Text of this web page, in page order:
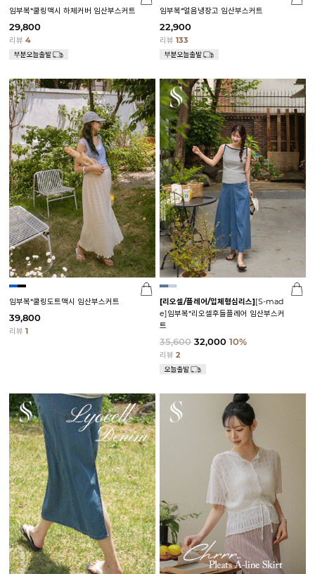
임부복*쿨링맥시 하체커버 임산부스커트
29,800
리뷰 4
임부복*얼음냉장고 임산부스커트
22,900
리뷰 133
임부복*쿨링도트맥시 임산부스커트
39,800
리뷰 1
[리오셀/플레어/입체형심리스][S-mad
e]임부복*리오셀후들플레어 임산부스커
트
35,600 32,000 10%
리뷰 2